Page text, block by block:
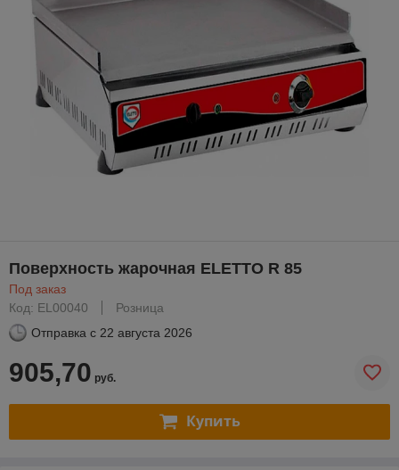
Поверхность жарочная ELETTO R 85
Под заказ
Код: EL00040
Розница
Отправка с 22 августа 2026
905,70 руб.
Купить